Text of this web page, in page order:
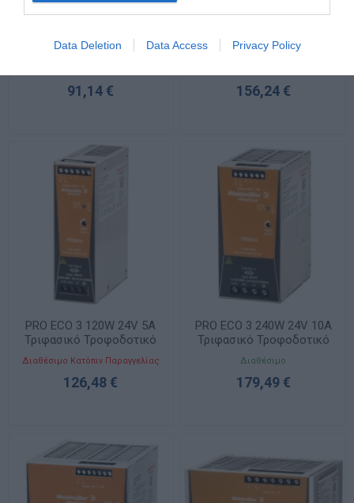
Data Deletion Data Access Privacy Policy
Τροφοδοτικό Ράγας
91,14 €
Τροφοδοτικό Ράγας
156,24 €
PRO ECO 3 120W 24V 5A
Τριφασικό Τροφοδοτικό
Ράγας 1469530000
Διαθέσιμο Κατόπιν Παραγγελίας
126,48 €
PRO ECO 3 240W 24V 10A
Τριφασικό Τροφοδοτικό
Ράγας 1469540000
Διαθέσιμο
179,49 €